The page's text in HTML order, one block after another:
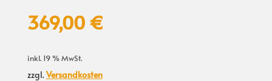
369,00€
inkl. 19 % MwSt.
zzgl.Versandkosten